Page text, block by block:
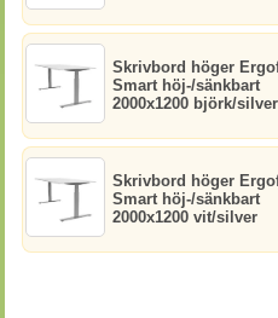
Skrivbord höger
Smart höj-/sänkbart
2000x1200 björk/silver
Skrivbord höger
Smart höj-/sänkbart
2000x1200 vit/silver